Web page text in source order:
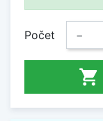
Počet −
